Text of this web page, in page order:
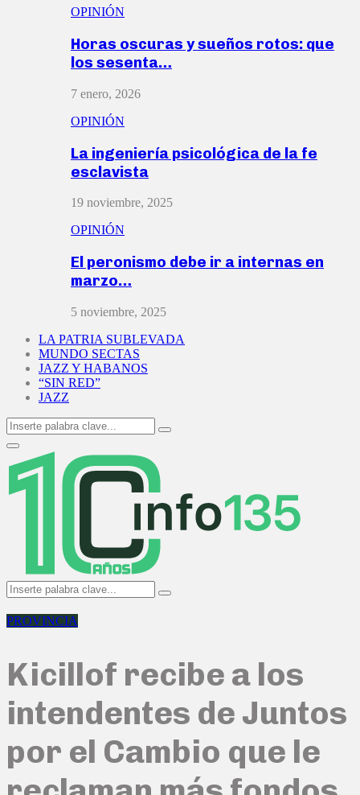
OPINIÓN
Horas oscuras y sueños rotos: que
los sesenta…
7 enero, 2026
OPINIÓN
La ingeniería psicológica de la fe
esclavista
19 noviembre, 2025
OPINIÓN
El peronismo debe ir a internas en
marzo…
5 noviembre, 2025
LA PATRIA SUBLEVADA
MUNDO SECTAS
JAZZ Y HABANOS
“SIN RED”
JAZZ
Search
for:
Search
Primary
Menu
Search
for:
Search
PROVINCIA
Kicillof recibe a los
intendentes de Juntos
por el Cambio que le